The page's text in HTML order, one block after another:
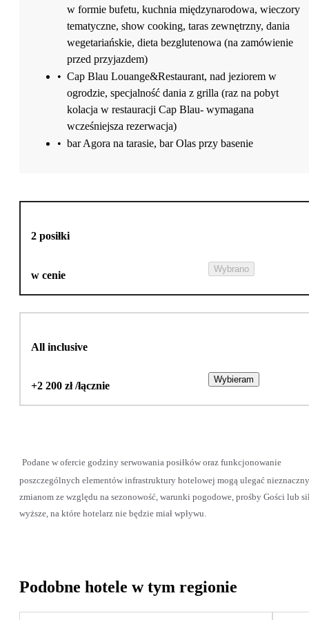
w formie bufetu, kuchnia międzynarodowa, wieczory
tematyczne, show cooking, taras zewnętrzny, dania
wegetariańskie, dieta bezglutenowa (na zamówienie
przed przyjazdem)
• Cap Blau Louange&Restaurant, nad jeziorem w
ogrodzie, specjalność dania z grilla (raz na pobyt
kolacja w restauracji Cap Blau- wymagana
wcześniejsza rezerwacja)
• bar Agora na tarasie, bar Olas przy basenie
2 posiłki
w cenie
Wybrano
All inclusive
+2 200 zł /łącznie
Wybieram
Podane w ofercie godziny serwowania posiłków oraz funkcjonowanie
poszczególnych elementów infrastruktury hotelowej mogą ulegać
zmianom ze względu na sezonowość, warunki pogodowe, prośby Gości lub
wyższe, na które hotelarz nie będzie miał wpływu.
Podobne hotele w tym regionie